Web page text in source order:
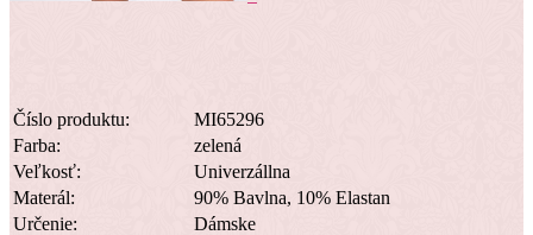
Číslo produktu:
MI65296
Farba:
zelená
Veľkosť:
Univerzállna
Materál:
90% Bavlna, 10% Elastan
Určenie:
Dámske